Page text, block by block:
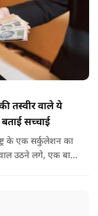
तस्वीर वाले ये
सच्चाई
के एक सर्कुलेशन का
उठने लगे, एक बार